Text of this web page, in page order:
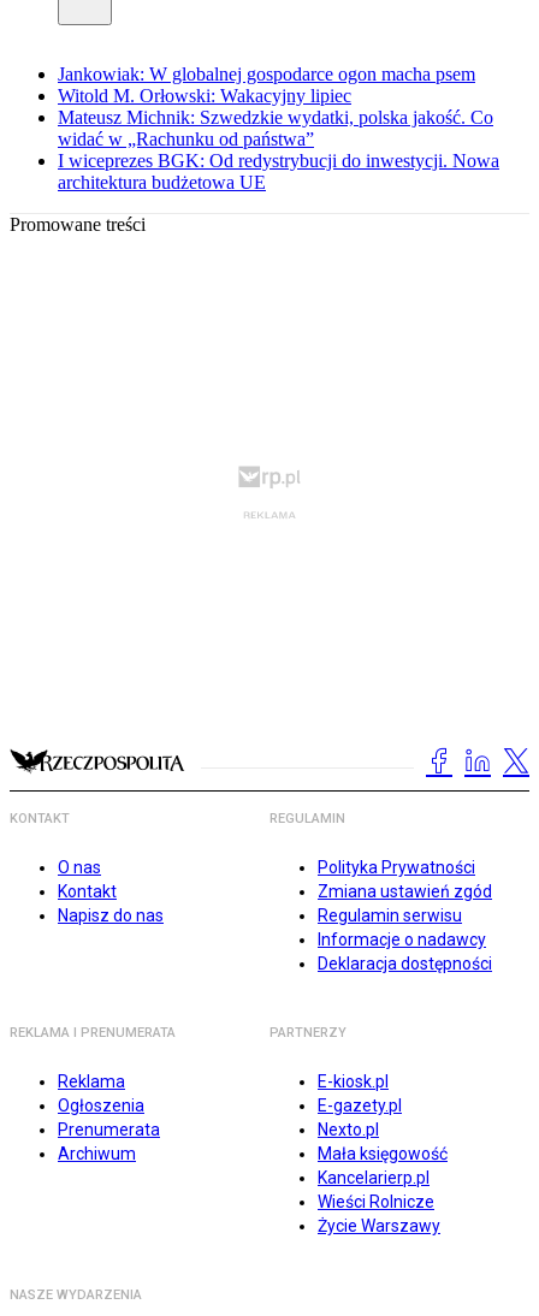
Jankowiak: W globalnej gospodarce ogon macha psem
Witold M. Orłowski: Wakacyjny lipiec
Mateusz Michnik: Szwedzkie wydatki, polska jakość. Co
widać w „Rachunku od państwa”
I wiceprezes BGK: Od redystrybucji do inwestycji. Nowa
architektura budżetowa UE
Promowane treści
KONTAKT
O nas
Kontakt
Napisz do nas
REGULAMIN
Polityka Prywatności
Zmiana ustawień zgód
Regulamin serwisu
Informacje o nadawcy
Deklaracja dostępności
REKLAMA I PRENUMERATA
Reklama
Ogłoszenia
Prenumerata
Archiwum
PARTNERZY
E-kiosk.pl
E-gazety.pl
Nexto.pl
Mała księgowość
Kancelarierp.pl
Wieści Rolnicze
Życie Warszawy
NASZE WYDARZENIA